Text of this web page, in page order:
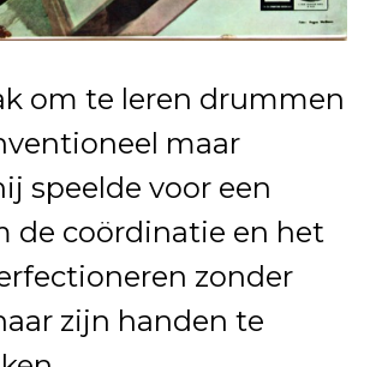
om te leren drummen
maar
speelde voor een
de coördinatie en het
zonder
zijn handen te